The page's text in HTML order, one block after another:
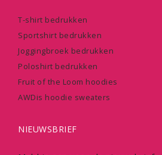
T-shirt bedrukken
Sportshirt bedrukken
Joggingbroek bedrukken
Poloshirt bedrukken
Fruit of the Loom hoodies
AWDis hoodie sweaters
NIEUWSBRIEF